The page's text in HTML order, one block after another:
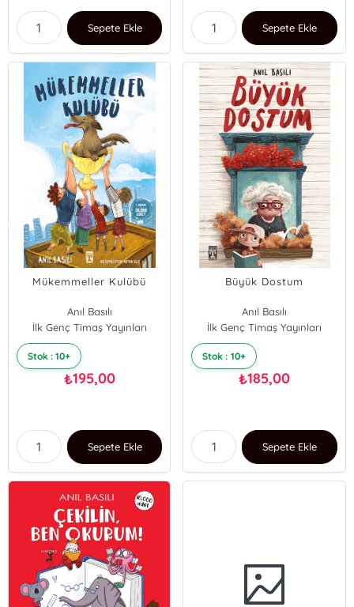
Sepete Ekle Sepete Ekle
Mükemmeller Kulübü
Anıl Basılı
İlk Genç Timaş Yayınları
Stok : 10+
₺195,00
Sepete Ekle
Büyük Dostum
Anıl Basılı
İlk Genç Timaş Yayınları
Stok : 10+
₺185,00
Sepete Ekle